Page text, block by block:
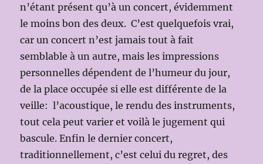
n’étant présent qu’à un concert, évidemment
le moins bon des deux. C’est quelquefois vrai,
car un concert n’est jamais tout à fait
semblable à un autre, mais les impressions
personnelles dépendent de l’humeur du jour,
de la place occupée si elle est différente de la
veille: l’acoustique, le rendu des instruments,
tout cela peut varier et voilà le jugement qui
bascule. Enfin le dernier concert,
traditionnellement, c’est celui du regret, des